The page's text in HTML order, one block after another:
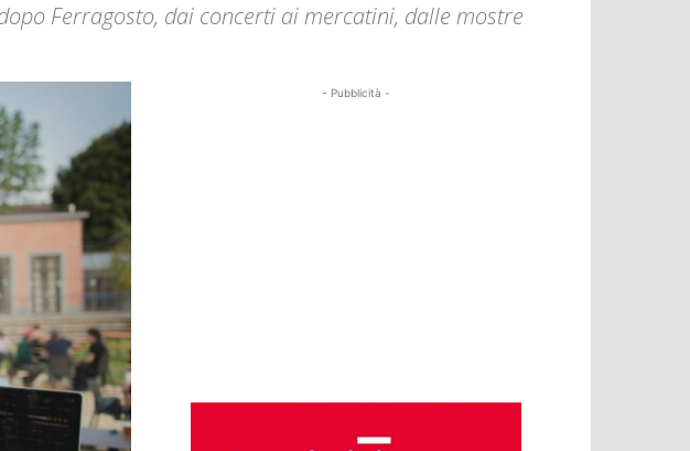
Ferragosto, dai concerti ai mercatini, dalle mostre
- Pubblicità -